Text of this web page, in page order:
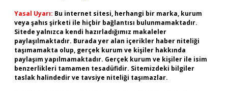
Yasal Uyarı: Bu internet sitesi, herhangi bir marka, kurum
veya şahıs şirketi ile hiçbir bağlantısı bulunmamaktadır.
Sitede yalnızca kendi hazırladığımız makaleler
paylaşılmaktadır. Burada yer alan içerikler haber niteliği
taşımamakta olup, gerçek kurum ve kişiler hakkında
paylaşım yapılmamaktadır. Gerçek kurum ve kişiler ile isim
benzerlikleri tamamen tesadüfidir. Sitemizdeki bilgiler
taslak halindedir ve tavsiye niteliği taşımazlar.